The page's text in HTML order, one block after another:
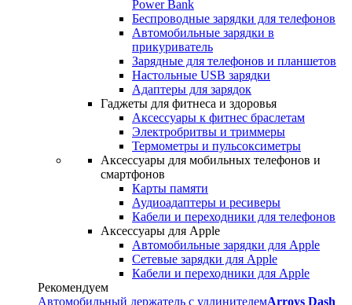
Power Bank
Беспроводные зарядки для телефонов
Автомобильные зарядки в
прикуриватель
Зарядные для телефонов и планшетов
Настольные USB зарядки
Адаптеры для зарядок
Гаджеты для фитнеса и здоровья
Аксессуары к фитнес браслетам
Электробритвы и триммеры
Термометры и пульсоксиметры
Аксессуары для мобильных телефонов и
смартфонов
Карты памяти
Аудиоадаптеры и ресиверы
Кабели и переходники для телефонов
Аксессуары для Apple
Автомобильные зарядки для Apple
Сетевые зарядки для Apple
Кабели и переходники для Apple
Рекомендуем
Автомобильный держатель с удлинителемArroys Dash